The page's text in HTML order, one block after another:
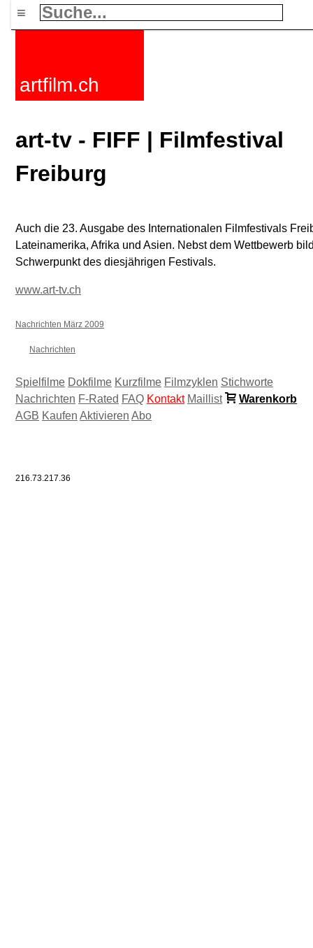
≡
artfilm.ch
art-tv - FIFF | Filmfestival
Freiburg
Auch die 23. Ausgabe des Internationalen Filmfestivals
Lateinamerika, Afrika und Asien. Nebst dem Wettbewerb
Schwerpunkt des diesjährigen Festivals.
www.art-tv.ch
Nachrichten März 2009
Nachrichten
Spielfilme Dokfilme Kurzfilme Filmzyklen Stichworte
Nachrichten F-Rated FAQ Kontakt Maillist
Warenkorb
AGB Kaufen Aktivieren Abo
216.73.217.36